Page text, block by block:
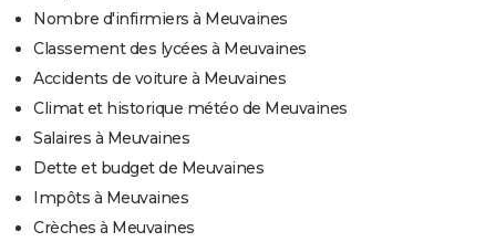
Nombre d'infirmiers à Meuvaines
Classement des lycées à Meuvaines
Accidents de voiture à Meuvaines
Climat et historique météo de Meuvaines
Salaires à Meuvaines
Dette et budget de Meuvaines
Impôts à Meuvaines
Crèches à Meuvaines